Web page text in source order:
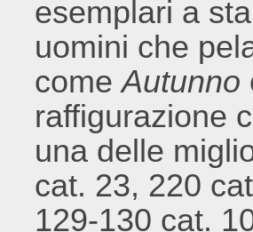
esemplari a
uomini che
comeAutunno
raffigurazione
una delle
cat. 23, 220
129-130 cat.